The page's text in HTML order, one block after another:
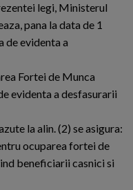
legi, Ministerul
pana la data de 1
de evidenta a
Fortei de Munca
evidenta a desfasurarii
la alin. (2) se asigura:
ocuparea fortei de
beneficiarii casnici si